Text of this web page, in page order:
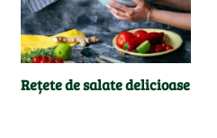
Rețete de salate delicioase